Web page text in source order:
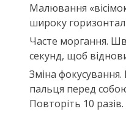
Малювання
широку
Часте моргання.
секунд, щоб
Зміна фокусування.
пальця перед
Повторіть 10 разів.